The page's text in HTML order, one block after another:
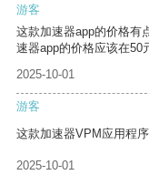
游客
这款加速器app的价格有
速器app的价格应该在50
2025-10-01
游客
这款加速器VPM应用程
2025-10-01